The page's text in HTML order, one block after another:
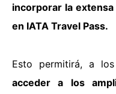
incorporar la
en IATA Travel Pass.
Esto permitirá, a
acceder a los